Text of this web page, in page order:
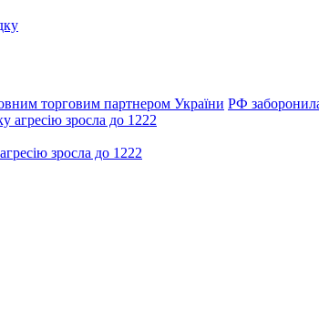
торговим партнером України РФ заборонила
зросла до 1222